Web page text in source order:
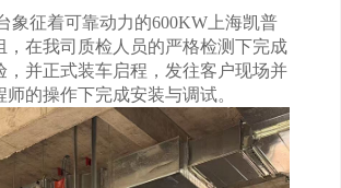
象征着可靠动力的600KW上海凯普
，在我司质检人员的严格检测下完成
，并正式装车启程，发往客户现场并
的操作下完成安装与调试。